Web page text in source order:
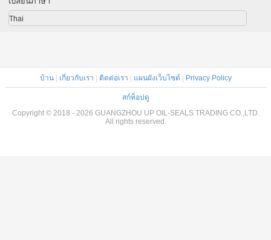
Thai
บ้าน| เกี่ยวกับเรา ติดต่อเรา แผนผังเว็บไซต์ Privacy Policy
สก์ท็อปดู
Copyright © 2018 - 2026 GUANGZHOU UP OIL-SEALS TRADING CO.,LTD.
All rights reserved.